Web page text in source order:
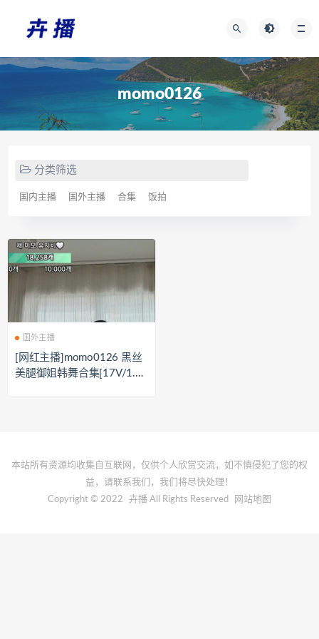
momo0126
分类筛选
国内主播 国外主播 合集 饭拍
国外主播
[网红主播]momo0126 黑丝
美腿御姐韩舞合集[17V/1.43
本站所有资源均收集自互联网，仅供个人欣赏交流，如不慎侵犯了您的权
益，请联系我们，我们将尽快处理！
Copyright © 2022
卉播 All Rights Reserved 网站地图